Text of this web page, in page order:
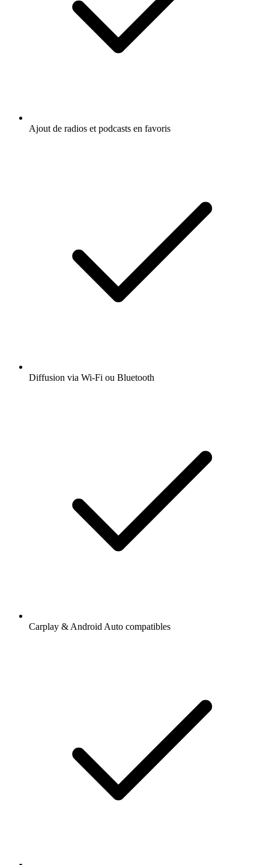
Ajout de radios et podcasts en favoris
Diffusion via Wi-Fi ou Bluetooth
Carplay & Android Auto compatibles